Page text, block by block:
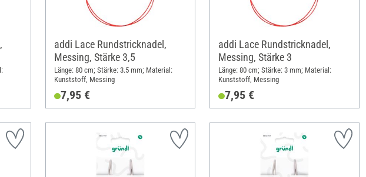
addi Lace Rundstricknadel,
Messing, Stärke 3,5
Länge: 80 cm; Stärke: 3.5 mm; Material:
Kunststoff, Messing
7,95 €
addi Lace Rundstricknadel,
Messing, Stärke 3
Länge: 80 cm; Stärke: 3 mm; Material:
Kunststoff, Messing
7,95 €